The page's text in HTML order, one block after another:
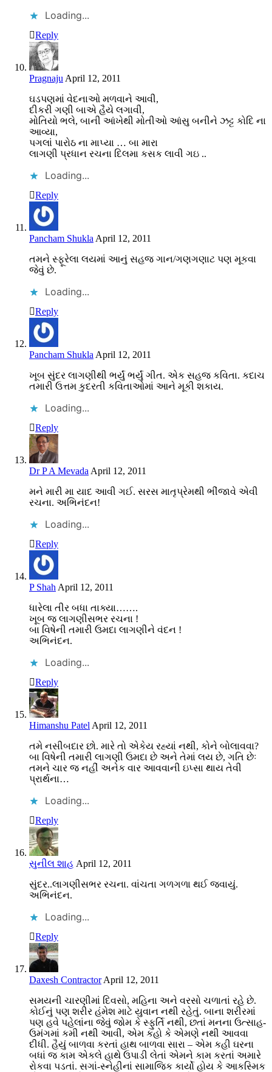
Loading...
Reply
Pragnaju April 12, 2011
ઘડપણમાં વેદનાઓ મળવાને આવી,
દીકરી ગણી બાએ હૈયે લગાવી,
મોતિયો ભલે, બાની આંખેથી મોતીઓ આંસુ બનીને ઝટ્ટ કોદિ ના
આવ્યા,
પગલાં પારોઠ ના માપ્યા … બા મારા
લાગણી પ્રધાન રચના દિલમા કસક લાવી ગઇ ..
Loading...
Reply
Pancham Shukla April 12, 2011
તમને સ્ફૂરેલા લયમાં આનું સહજ ગાન/ગણગણાટ પણ મૂકવા
જેવું છે.
Loading...
Reply
Pancham Shukla April 12, 2011
ખૂબ સુંદર લાગણીથી ભર્યું ભર્યું ગીત. એક સહજ કવિતા. કદાચ
તમારી ઉત્તમ કુદરતી કવિતાઓમાં આને મૂકી શકાય.
Loading...
Reply
Dr P A Mevada April 12, 2011
મને મારી મા યાદ આવી ગઈ. સરસ માતૃપ્રેમથી ભીંજાવે એવી
રચના. અભિનંદન!
Loading...
Reply
P Shah April 12, 2011
ધારેલા તીર બધા તાક્યા…….
ખૂબ જ લાગણીસભર રચના !
બા વિષેની તમારી ઉમદા લાગણીને વંદન !
અભિનંદન.
Loading...
Reply
Himanshu Patel April 12, 2011
તમે નસીબદાર છો. મારે તો એકેય રહ્યાં નથી, કોને બોલાવવા?
બા વિષેની તમારી લાગણી ઉમદા છે અને તેમાં લય છે, ગતિ છેઃ
તમને ચાર જ નહીં અનેક વાર આવવાની ઇપ્સા થાય તેવી
પ્રાર્થના…
Loading...
Reply
સુનીલ શાહ April 12, 2011
સુંદર..લાગણીસભર રચના. વાંચતા ગળગળા થઈ જવાયું.
અભિનંદન.
Loading...
Reply
Daxesh Contractor April 12, 2011
સમયની ચારણીમાં દિવસો, મહિના અને વરસો ચળાતાં રહે છે.
કોઈનું પણ શરીર હંમેશ માટે યુવાન નથી રહેતું. બાના શરીરમાં
પણ હવે પહેલાંના જેવું જોમ કે સ્ફુર્તિ નથી, છતાં મનના ઉત્સાહ-
ઉમંગમાં કમી નથી આવી, એમ કહો કે એમણે નથી આવવા
દીધી. હૈયું બાળવા કરતાં હાથ બાળવા સારા – એમ કહી ઘરના
બધાં જ કામ એકલે હાથે ઉપાડી લેતાં એમને કામ કરતાં અમારે
રોકવા પડતાં. સગાં-સ્નેહીનાં સામાજિક કાર્યો હોય કે આકસ્મિક